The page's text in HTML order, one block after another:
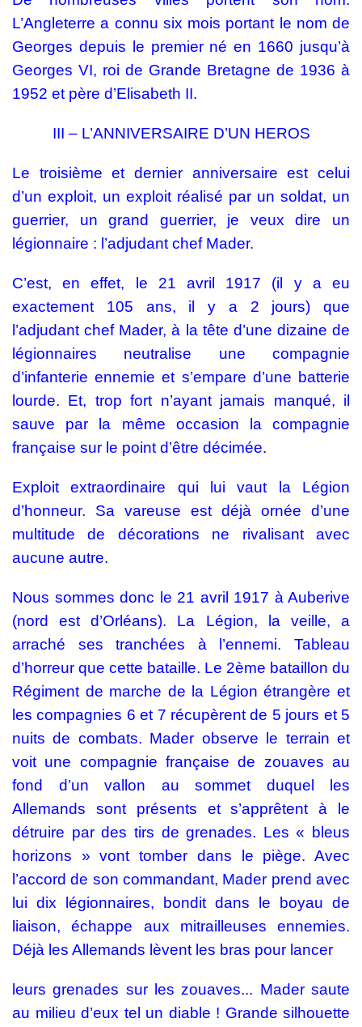
L’Angleterre a connu six mois portant le nom de
Georges depuis le premier né en 1660 jusqu’à
Georges VI, roi de Grande Bretagne de 1936 à
1952 et père d’Elisabeth II.
III – L’ANNIVERSAIRE D’UN HEROS
Le troisième et dernier anniversaire est celui
d’un exploit, un exploit réalisé par un soldat, un
guerrier, un grand guerrier, je veux dire un
légionnaire : l’adjudant chef Mader.
C’est, en effet, le 21 avril 1917 (il y a eu
exactement 105 ans, il y a 2 jours) que
l’adjudant chef Mader, à la tête d’une dizaine de
légionnaires neutralise une compagnie
d’infanterie ennemie et s’empare d’une batterie
lourde. Et, trop fort n’ayant jamais manqué, il
sauve par la même occasion la compagnie
française sur le point d’être décimée.
Exploit extraordinaire qui lui vaut la Légion
d’honneur. Sa vareuse est déjà ornée d’une
multitude de décorations ne rivalisant avec
aucune autre.
Nous sommes donc le 21 avril 1917 à Auberive
(nord est d’Orléans). La Légion, la veille, a
arraché ses tranchées à l’ennemi. Tableau
d’horreur que cette bataille. Le 2ème bataillon du
Régiment de marche de la Légion étrangère et
les compagnies 6 et 7 récupèrent de 5 jours et 5
nuits de combats. Mader observe le terrain et
voit une compagnie française de zouaves au
fond d’un vallon au sommet duquel les
Allemands sont présents et s’apprêtent à le
détruire par des tirs de grenades. Les « bleus
horizons » vont tomber dans le piège. Avec
l’accord de son commandant, Mader prend avec
lui dix légionnaires, bondit dans le boyau de
liaison, échappe aux mitrailleuses ennemies.
Déjà les Allemands lèvent les bras pour lancer
leurs grenades sur les zouaves... Mader saute
au milieu d’eux tel un diable ! Grande silhouette